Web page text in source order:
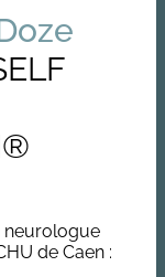
neurologue
de Caen :